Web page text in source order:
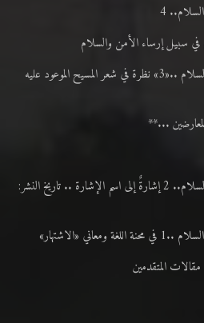
4
سبيل إرساء الأمن والسلام
رأيٌ في لغة المسيح الموعود عليه السلام ..«3» نظرة في شعر المسيح الموعود عليه
...**
رأي في لغة المسيح الموعود عليه السلام.. 2 إشارةٌ إلى اسم الإشارة .. تاريخ النشر:
«الاشتهار»
المتقدمين